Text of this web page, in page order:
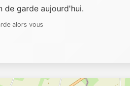
de garde aujourd'hui.
alors vous